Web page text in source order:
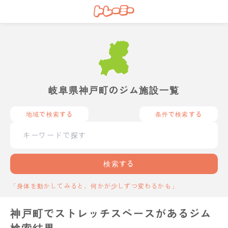
岐阜県神戸町のジム施設一覧
地域で検索する 条件で検索する
検索する
「身体を動かしてみると、何かが少しずつ変わるかも」
神戸町でストレッチスペースがあるジム